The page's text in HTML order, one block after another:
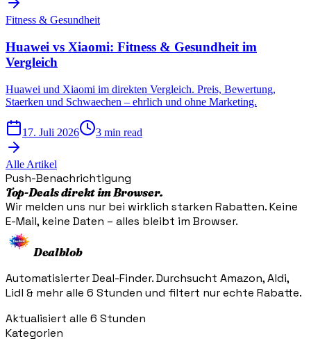
Fitness & Gesundheit
Huawei vs Xiaomi: Fitness & Gesundheit im
Vergleich
Huawei und Xiaomi im direkten Vergleich. Preis, Bewertung,
Staerken und Schwaechen – ehrlich und ohne Marketing.
17. Juli 2026 3 min read
Alle Artikel
Push-Benachrichtigung
Top-Deals direkt im Browser.
Wir melden uns nur bei wirklich starken Rabatten. Keine
E-Mail, keine Daten – alles bleibt im Browser.
Dealblob
Automatisierter Deal-Finder. Durchsucht Amazon, Aldi,
Lidl & mehr alle 6 Stunden und filtert nur echte Rabatte.
Aktualisiert alle 6 Stunden
Kategorien